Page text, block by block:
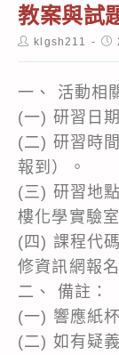
教案與試
Postklgsh211
一、 活動相
(一) 研習日
(二) 研習時
報到）。
(三) 研習地
樓化學實驗
(四) 課程代
修資訊網報名
二、 備註：
(一) 響應紙
(二) 如有疑